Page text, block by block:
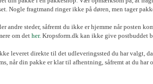
Nogle fragtmand ringer ikke på døren, men tager
andre steder, såfremt du ikke er hjemme når posten
om det her. Kropsform.dk kan ikke give postbuddet
leveret direkte til det udleveringssted du har valgt,
når din pakke er klar til afhentning, såfremt at du